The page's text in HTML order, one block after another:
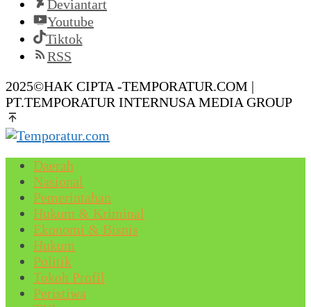
Deviantart
Youtube
Tiktok
RSS
2025©HAK CIPTA -TEMPORATUR.COM |
PT.TEMPORATUR INTERNUSA MEDIA GROUP
Daerah
Nasional
Pemerintahan
Hukum & Kriminal
Ekonomi & Bisnis
Hukum
Politik
Tokoh Profil
Peristiwa